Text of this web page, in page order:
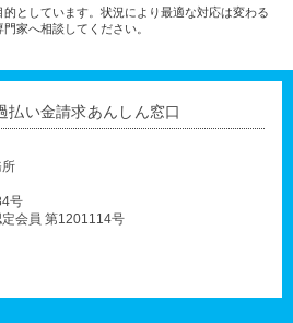
としています。状況により最適な対応は変わる
家へ相談してください。
払い金請求あんしん窓口
所
号
定会員 第1201114号